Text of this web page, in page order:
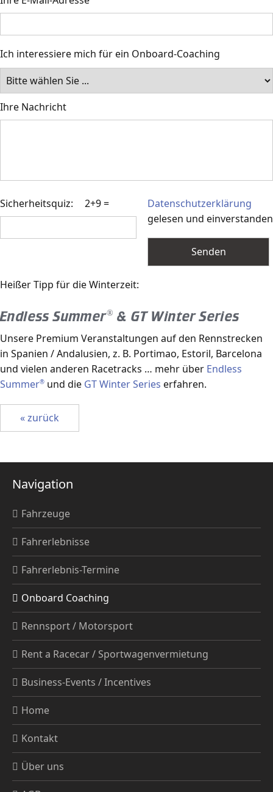
Ich interessiere mich für ein Onboard-Coaching
Ihre Nachricht
Sicherheitsquiz: 2+9 =
Datenschutzerklärung
gelesen und einverstanden
Heißer Tipp für die Winterzeit:
Endless Summer® & GT Winter Series
Unsere Premium Veranstaltungen auf den Rennstrecken
in Spanien / Andalusien, z. B. Portimao, Estoril, Barcelona
und vielen anderen Racetracks … mehr über Endless
Summer® und die GT Winter Series erfahren.
« zurück
Navigation
Fahrzeuge
Fahrerlebnisse
Fahrerlebnis-Termine
Onboard Coaching
Rennsport / Motorsport
Rent a Racecar / Sportwagenvermietung
Business-Events / Incentives
Home
Kontakt
Über uns